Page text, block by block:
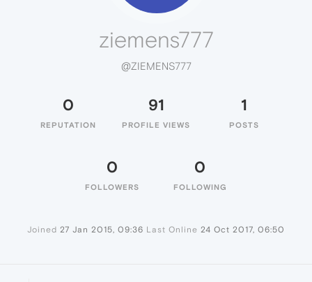
ziemens777
@ZIEMENS777
0
REPUTATION
91
PROFILE VIEWS
1
POSTS
0
FOLLOWERS
0
FOLLOWING
Joined 27 Jan 2015, 09:36 Last Online 24 Oct 2017, 06:50